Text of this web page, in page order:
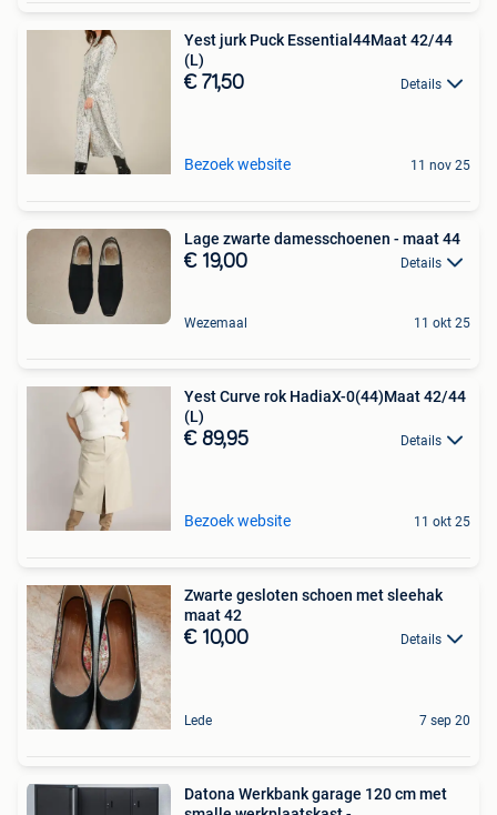
Yest jurk Puck Essential44Maat 42/44
(L)
€ 71,50 Details
Bezoek website 11 nov 25
Lage zwarte damesschoenen - maat 44
€ 19,00 Details
Wezemaal 11 okt 25
Yest Curve rok HadiaX-0(44)Maat 42/44
(L)
€ 89,95 Details
Bezoek website 11 okt 25
Zwarte gesloten schoen met sleehak
maat 42
€ 10,00 Details
Lede 7 sep 20
Datona Werkbank garage 120 cm met